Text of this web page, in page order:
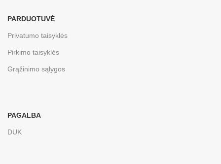
PARDUOTUVĖ
Privatumo taisyklės
Pirkimo taisyklės
Grąžinimo sąlygos
PAGALBA
DUK